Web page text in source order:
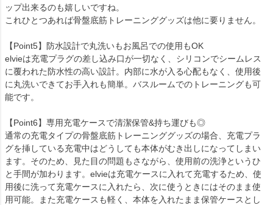
ップ出来るのも嬉しいですね。
これひとつあれば骨盤底筋トレーニンググッズは他に要りません。
【Point5】防水設計で丸洗いもお風呂での使用もOK
elvieは充電プラグの差し込み口が一切なく、シリコンでシームレス
に覆われた防水性の高い設計。内部に水が入る心配もなく、使用後
に丸洗いできてお手入れも簡単。バスルームでのトレーニングも可
能です。
【Point6】専用充電ケースで清潔保管&持ち運びも◎
通常の充電タイプの骨盤底筋トレーニンググッズの場合、充電プラ
グを挿している充電中はどうしても本体がむき出しになってしまい
ます。そのため、見た目の問題もさながら、使用前の洗浄というひ
と手間が加わります。elvieは充電ケースに入れて充電するため、使
用後に洗って充電ケースに入れたら、次に使うときにはそのまま使
用可能。また充電ケースも軽く、本体を入れたまま保管ケースとし